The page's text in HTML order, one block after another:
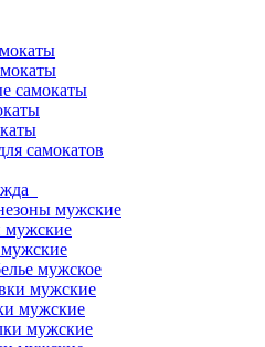
самокаты
самокатов
мужские
мужские
мужское
мужские
мужские
мужские